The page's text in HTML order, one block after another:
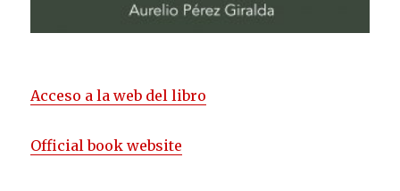
Acceso a la web del libro
Official book website